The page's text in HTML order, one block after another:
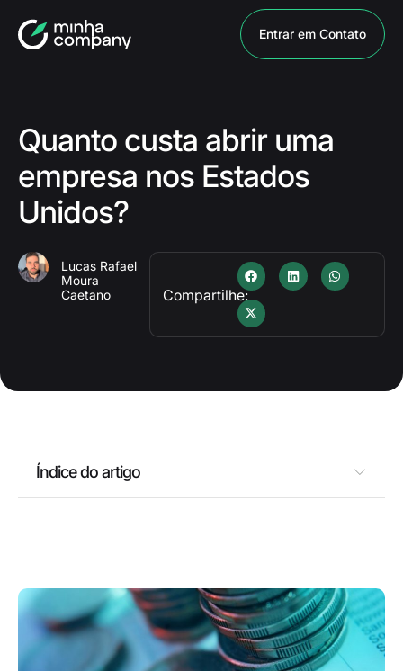
Entrar em Contato
Quanto custa abrir uma
empresa nos Estados
Unidos?
Lucas Rafael
Moura
Caetano
Compartilhe:
Índice do artigo